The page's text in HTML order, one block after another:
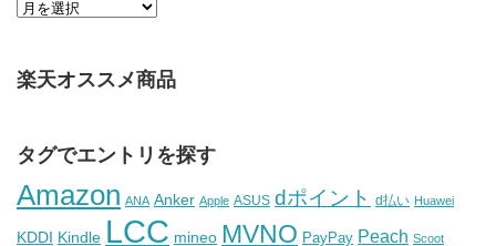
楽天オススメ商品
タグでエントリを探す
Amazon ANA Anker Apple ASUS dポイント d払い Huawei
KDDI Kindle LCC mineo MVNO PayPay Peach Scoot